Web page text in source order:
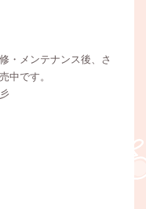
・メンテナンス後、さ
中です。